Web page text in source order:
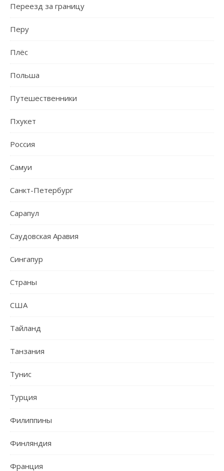
Переезд за границу
Перу
Плёс
Польша
Путешественники
Пхукет
Россия
Самуи
Санкт-Петербург
Сарапул
Саудовская Аравия
Сингапур
Страны
США
Тайланд
Танзания
Тунис
Турция
Филиппины
Финляндия
Франция